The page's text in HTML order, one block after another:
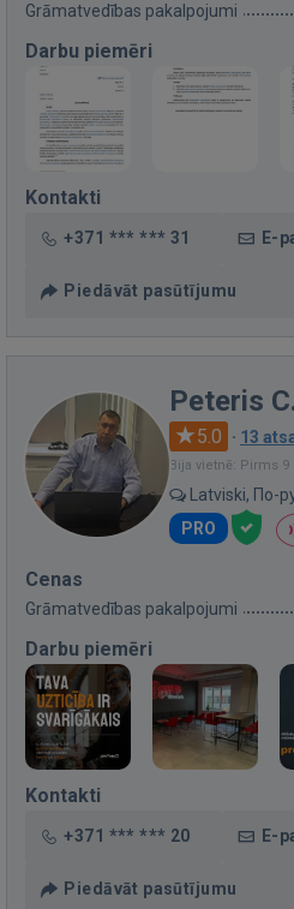
Grāmatvedības pakalpojumi
Darbu piemēri
Kontakti
+371 *** *** 31 E-
Piedāvāt pasūtījumu
Peteris
5.0 · 13
Bija vietnē: Pirms
Latviski, По-
PRO
Cenas
Grāmatvedības pakalpojumi
Darbu piemēri
Kontakti
+371 *** *** 20 E-
Piedāvāt pasūtījumu